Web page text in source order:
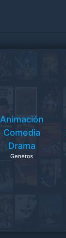
Animación
Comedia
Drama
Generos